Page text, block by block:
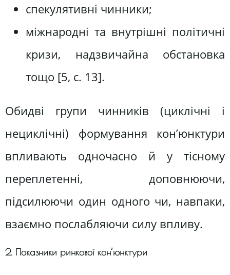
спекулятивні чинники;
міжнародні та внутрішні політичні
кризи, надзвичайна обстановка
тощо [5, с. 13].
Обидві групи чинників (циклічні і
нециклічні) формування кон’юнктури
впливають одночасно й у тісному
переплетенні, доповнюючи,
підсилюючи один одного чи, навпаки,
взаємно послабляючи силу впливу.
2. Показники ринкової кон’юнктури